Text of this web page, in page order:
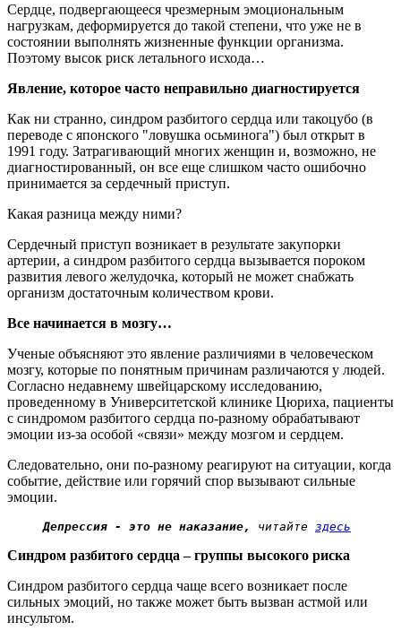
Сердце, подвергающееся чрезмерным эмоциональным
нагрузкам, деформируется до такой степени, что уже не в
состоянии выполнять жизненные функции организма.
Поэтому высок риск летального исхода…
Явление, которое часто неправильно диагностируется
Как ни странно, синдром разбитого сердца или такоцубо (в
переводе с японского "ловушка осьминога") был открыт в
1991 году. Затрагивающий многих женщин и, возможно, не
диагностированный, он все еще слишком часто ошибочно
принимается за сердечный приступ.
Какая разница между ними?
Сердечный приступ возникает в результате закупорки
артерии, а синдром разбитого сердца вызывается пороком
развития левого желудочка, который не может снабжать
организм достаточным количеством крови.
Все начинается в мозгу…
Ученые объясняют это явление различиями в человеческом
мозгу, которые по понятным причинам различаются у людей.
Согласно недавнему швейцарскому исследованию,
проведенному в Университетской клинике Цюриха, пациенты
с синдромом разбитого сердца по-разному обрабатывают
эмоции из-за особой «связи» между мозгом и сердцем.
Следовательно, они по-разному реагируют на ситуации, когда
событие, действие или горячий спор вызывают сильные
эмоции.
     Депрессия
- это не наказание, читайте здесь
Синдром разбитого сердца – группы высокого риска
Синдром разбитого сердца чаще всего возникает после
сильных эмоций, но также может быть вызван астмой или
инсультом.